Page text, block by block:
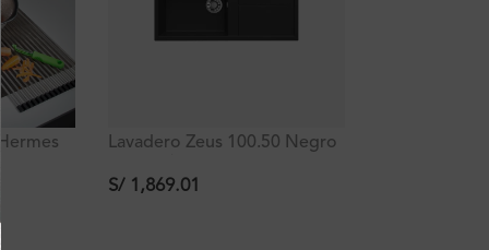
con
cm
Lavadero Zeus 100.50 Negro
100x50x20Cm
S/ 1,869.01